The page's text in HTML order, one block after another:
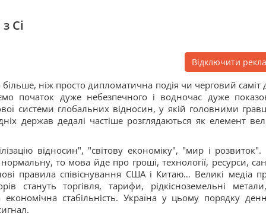
Сі
Відключити
ніж просто дипломатична подія чи черговий саміт
початок дуже небезпечного і водночас дуже
системи глобальних відносин, у якій головними
держав дедалі частіше розглядаються як елемент
відносин", "світову економіку", "мир і розвиток".
то мова йде про гроші, технології, ресурси,
правила співіснування США і Китаю… Великі медіа
стануть торгівля, тарифи, рідкісноземельні
економічна стабільність. Україна у цьому порядку